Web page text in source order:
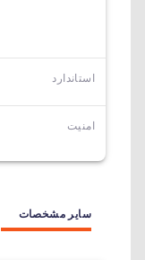
استاندارد
امنیت
سایر مشخصات